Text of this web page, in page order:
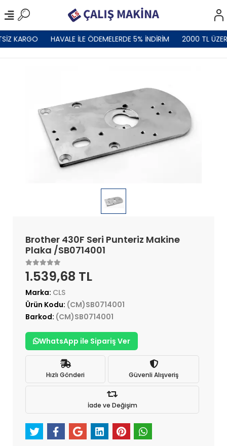
KARGO HAVALE İLE ÖDEMELERDE 5% İNDİRİM 2000 TL
Brother 430F Seri Punteriz Makine
Plaka /SB0714001
1.539,68 TL
Marka: CLS
Ürün Kodu: (CM)SB0714001
Barkod: (CM)SB0714001
WhatsApp ile Sipariş Ver
Hızlı Gönderi Güvenli Alışveriş
İade ve Değişim